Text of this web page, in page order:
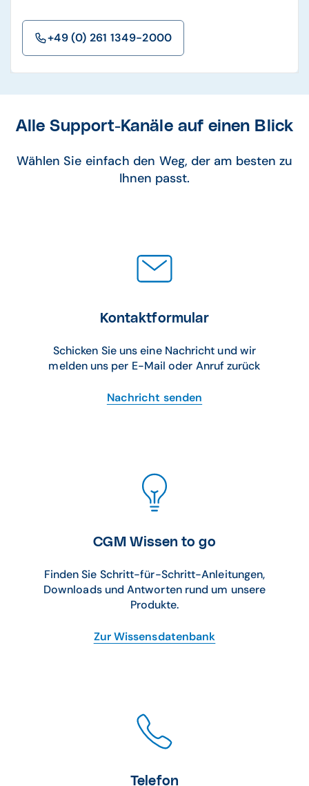
+49 (0) 261 1349-2000
Alle Support-Kanäle auf einen Blick
Wählen Sie einfach den Weg, der am besten zu
Ihnen passt.
Kontaktformular
Schicken Sie uns eine Nachricht und wir
melden uns per E-Mail oder Anruf zurück
Nachricht senden
CGM Wissen to go
Finden Sie Schritt-für-Schritt-Anleitungen,
Downloads und Antworten rund um unsere
Produkte.
Zur Wissensdatenbank
Telefon